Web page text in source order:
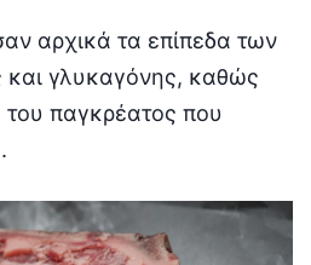
αρχικά τα επίπεδα των
και γλυκαγόνης, καθώς
του παγκρέατος που